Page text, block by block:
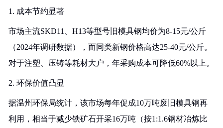
1. 成本节约显著
市场主流SKD11、H13等型号旧模具钢均价为8-15元/公斤
（2024年调研数据），而同类新钢价格高达25-40元/公斤。
对于注塑、压铸等耗材大户，年采购成本可降低60%以上。
2. 环保价值凸显
据温州环保局统计，该市场每年促成10万吨废旧模具钢再
利用，相当于减少铁矿石开采16万吨（按1:1.6钢材冶炼比